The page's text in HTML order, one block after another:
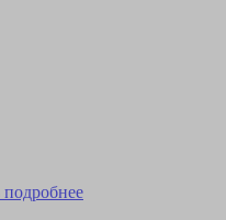
подробнее